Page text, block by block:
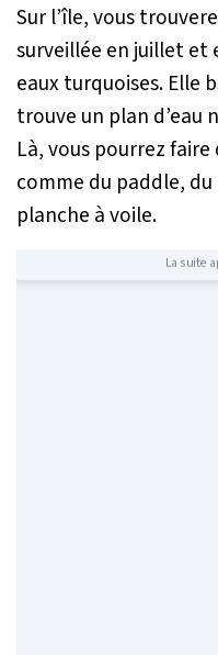
Sur l’île, vous
surveillée en juillet et
eaux turquoises. Elle
trouve un plan d’eau
Là, vous pourrez
comme du paddle,
planche à voile.
La suite